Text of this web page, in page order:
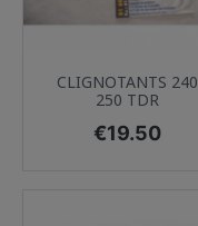
CLIGNOTANTS 240
250 TDR
Price
€19.50